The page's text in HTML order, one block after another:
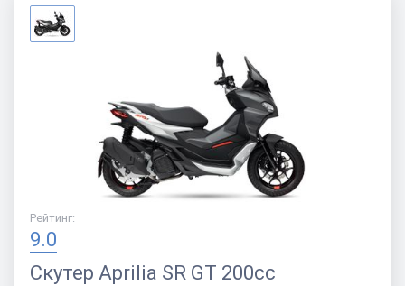
Рейтинг:
9.0
Скутер Aprilia SR GT 200cc